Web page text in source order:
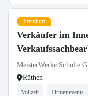
Premium
Verkäufer im
MeisterWerke Schulte
Rüthen
Vollzeit Firmenevents